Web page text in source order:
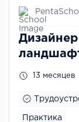
13 месяцев
Практика